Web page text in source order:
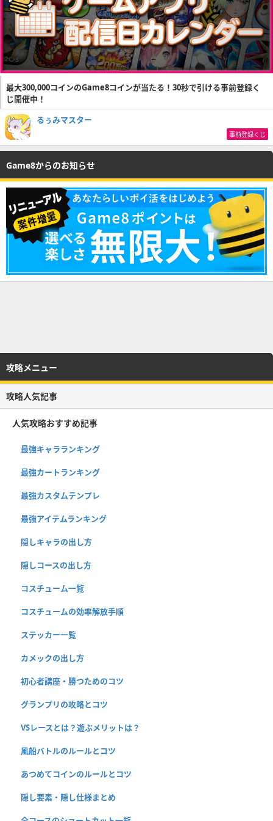
最大300,000コインのGame8コインが当たる！30秒で引ける事前登録く
じ開催中！
るぅみマスター
事前登録くじ
Game8からのお知らせ
攻略メニュー
攻略人気記事
人気攻略おすすめ記事
最強キャラランキング
最強カートランキング
最強カスタムテンプレ
最強アイテムランキング
隠しキャラの出し方
隠しコースの出し方
コスチューム一覧
コスチュームの効率解放手順
ステッカー一覧
カメックの出し方
初心者講座・勝つためのコツ
グランプリの攻略とコツ
VSレースとは？遊ぶメリットは？
風船バトルのルールとコツ
あつめてコインのルールとコツ
隠し要素・隠し仕様まとめ